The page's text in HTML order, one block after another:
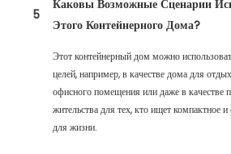
5
Каковы Возможные Сценарии
Этого Контейнерного Дома?
Этот контейнерный дом можно
целей, например, в качестве дома для
офисного помещения или даже в качестве
жительства для тех, кто ищет компактное
для жизни.